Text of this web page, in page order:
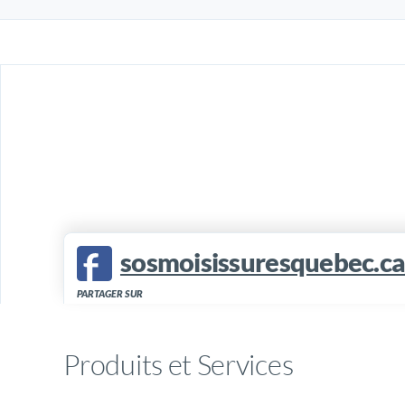
PARTAGER SUR
Produits et Services